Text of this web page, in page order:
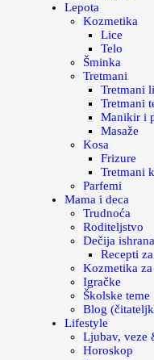
Lepota
Kozmetika
Lice
Telo
Šminka
Tretmani
Tretmani
Tretmani
Manikir i
Masaže
Kosa
Frizure
Tretmani
Parfemi
Mama i deca
Trudnoća
Roditeljstvo
Dečija ishrana
Recepti
Kozmetika za
Igračke
Školske teme
Blog
Lifestyle
Ljubav, veze
Horoskop